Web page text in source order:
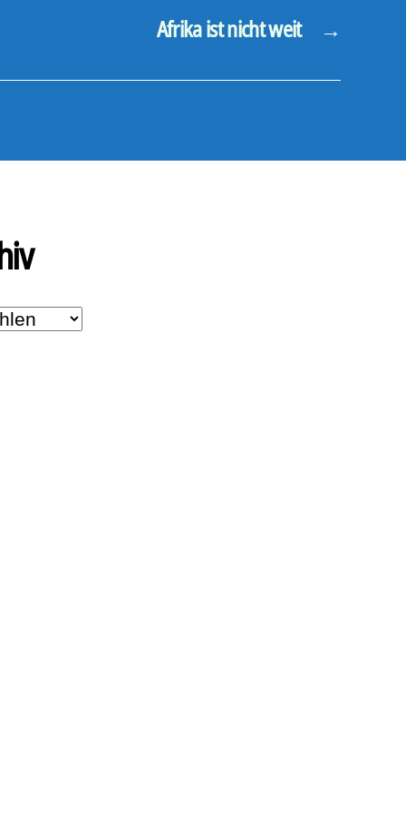
→
Afrika ist nicht weit